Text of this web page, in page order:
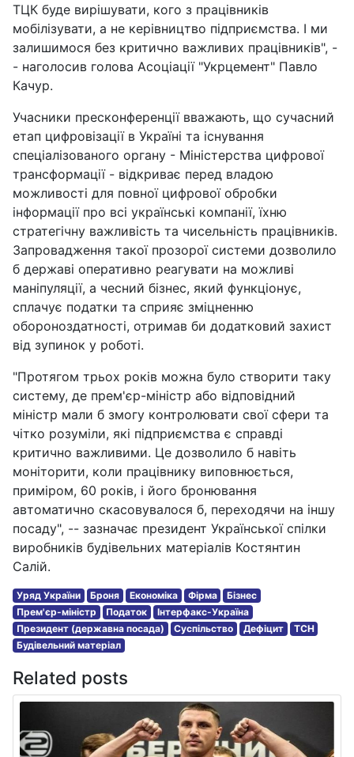
ТЦК буде вирішувати, кого з працівників
мобілізувати, а не керівництво підприємства. І ми
залишимося без критично важливих працівників", -
- наголосив голова Асоціації "Укрцемент" Павло
Качур.
Учасники пресконференції вважають, що сучасний
етап цифровізації в Україні та існування
спеціалізованого органу - Міністерства цифрової
трансформації - відкриває перед владою
можливості для повної цифрової обробки
інформації про всі українські компанії, їхню
стратегічну важливість та чисельність працівників.
Запровадження такої прозорої системи дозволило
б державі оперативно реагувати на можливі
маніпуляції, а чесний бізнес, який функціонує,
сплачує податки та сприяє зміцненню
обороноздатності, отримав би додатковий захист
від зупинок у роботі.
"Протягом трьох років можна було створити таку
систему, де прем'єр-міністр або відповідний
міністр мали б змогу контролювати свої сфери та
чітко розуміли, які підприємства є справді
критично важливими. Це дозволило б навіть
моніторити, коли працівнику виповнюється,
приміром, 60 років, і його бронювання
автоматично скасовувалося б, переходячи на іншу
посаду", -- зазначає президент Української спілки
виробників будівельних матеріалів Костянтин
Салій.
Уряд України Броня Економіка Фірма
Бізнес
Прем'єр-міністр
Податок
Інтерфакс-Україна
Президент (державна посада)
Суспільство Дефіцит
ТСН
Будівельний матеріал
Related posts